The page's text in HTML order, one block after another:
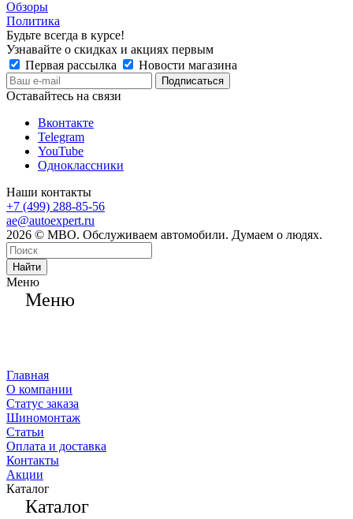
Обзоры
Политика
Будьте всегда в курсе!
Узнавайте о скидках и акциях первым
Первая рассылка
Новости магазина
Оставайтесь на связи
Вконтакте
Telegram
YouTube
Одноклассники
Наши контакты
+7 (499) 288-85-56
ae@autoexpert.ru
2026 © МВО. Обслуживаем автомобили. Думаем о людях.
Найти
Меню
Меню
Главная
О компании
Статус заказа
Шиномонтаж
Статьи
Оплата и доставка
Контакты
Акции
Каталог
Каталог